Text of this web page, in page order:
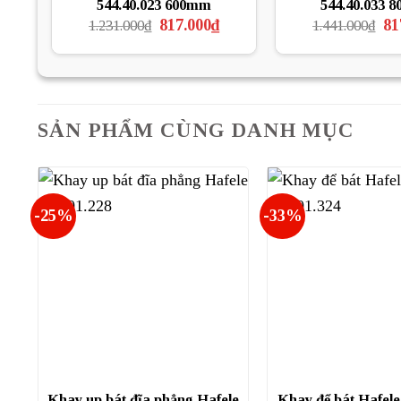
544.40.023 600mm
1.231.000₫ Giá
là:
817.000₫Giá
hiện
tại
817.000₫.
544.40.033
1.441.000₫
là:
SẢN PHẨM CÙNG DANH MỤC
-25% -33%